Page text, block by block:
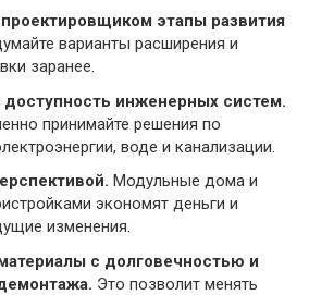
этапы развития
варианты расширения и
заранее.
доступность инженерных систем.
принимайте решения по
воде и канализации.
Модульные дома и
экономят деньги и
изменения.
с долговечностью и
Это позволит менять